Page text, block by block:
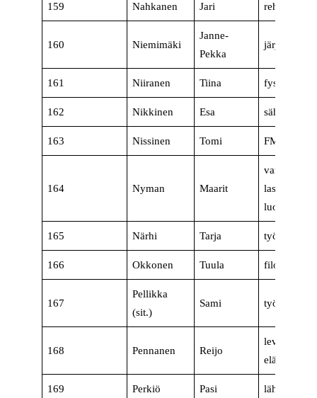
159 Nahkanen Jari rehtori
160 Niemimäki
Janne-
Pekka
161 Niiranen Tiina
162 Nikkinen Esa
163 Nissinen Tomi FM,
164 Nyman Maarit
165 Närhi Tarja työnohjaaja
166 Okkonen Tuula filosofian
167
Pellikka
(sit.)
Sami työnjohtaja
168 Pennanen Reijo
levyseppä-
eläkeläinen
169 Perkiö Pasi lähihoitaja